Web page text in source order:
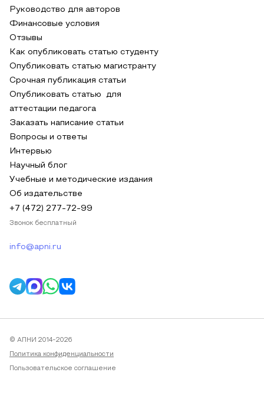
Руководство для авторов
Финансовые условия
Отзывы
Как опубликовать статью студенту
Опубликовать статью магистранту
Срочная публикация статьи
Опубликовать статью для
аттестации педагога
Заказать написание статьи
Вопросы и ответы
Интервью
Научный блог
Учебные и методические издания
Об издательстве
+7 (472) 277-72-99
Звонок бесплатный
info@apni.ru
© АПНИ 2014-2026
Политика конфиденциальности
Пользовательское соглашение